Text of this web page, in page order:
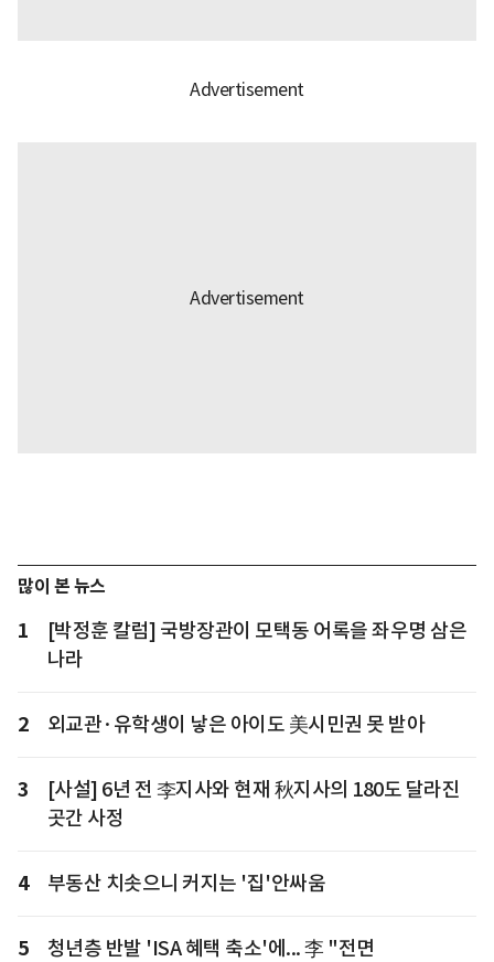
많이 본 뉴스
1
[박정훈 칼럼] 국방장관이 모택동 어록을 좌우명 삼은
나라
2 외교관·유학생이 낳은 아이도 美시민권 못 받아
3
[사설] 6년 전 李지사와 현재 秋지사의 180도 달라진
곳간 사정
4 부동산 치솟으니 커지는 '집'안싸움
5
청년층 반발 'ISA 혜택 축소'에... 李 "전면